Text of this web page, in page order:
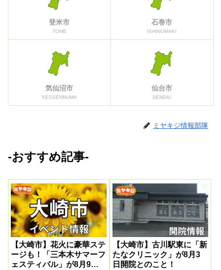
登米市
TOME
石巻市
ISHINOMAKI
気仙沼市
KESSENNUMA
仙台市
SENDAI
ミヤキジ情報部隊
-おすすめ記事-
【大崎市】花火に豪華ステ
ージも！「三本木サマーフ
ェスティバル」が8月9日
【大崎市】古川駅東に「新
たなクリニック」が8月3
日開院とのこと！